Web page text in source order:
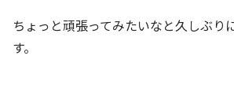
ちょっと頑張ってみたいなと久しぶり
す。